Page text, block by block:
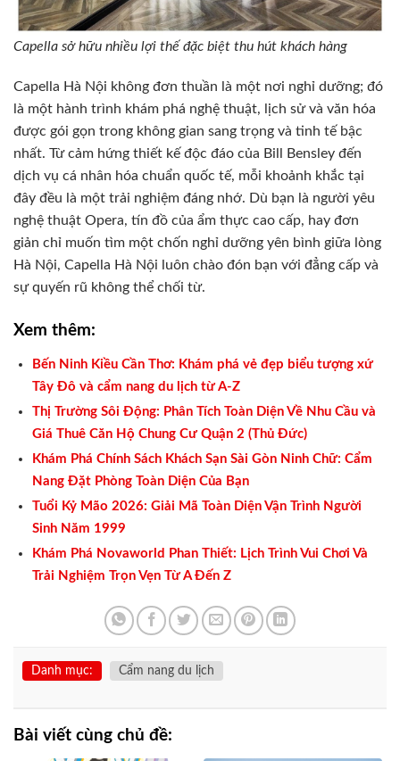
Capella sở hữu nhiều lợi thế đặc biệt thu hút khách hàng
Capella Hà Nội không đơn thuần là một nơi nghỉ dưỡng; đó
là một hành trình khám phá nghệ thuật, lịch sử và văn hóa
được gói gọn trong không gian sang trọng và tinh tế bậc
nhất. Từ cảm hứng thiết kế độc đáo của Bill Bensley đến
dịch vụ cá nhân hóa chuẩn quốc tế, mỗi khoảnh khắc tại
đây đều là một trải nghiệm đáng nhớ. Dù bạn là người yêu
nghệ thuật Opera, tín đồ của ẩm thực cao cấp, hay đơn
giản chỉ muốn tìm một chốn nghỉ dưỡng yên bình giữa lòng
Hà Nội, Capella Hà Nội luôn chào đón bạn với đẳng cấp và
sự quyến rũ không thể chối từ.
Xem thêm:
Bến Ninh Kiều Cần Thơ: Khám phá vẻ đẹp biểu tượng xứ
Tây Đô và cẩm nang du lịch từ A-Z
Thị Trường Sôi Động: Phân Tích Toàn Diện Về Nhu Cầu và
Giá Thuê Căn Hộ Chung Cư Quận 2 (Thủ Đức)
Khám Phá Chính Sách Khách Sạn Sài Gòn Ninh Chữ: Cẩm
Nang Đặt Phòng Toàn Diện Của Bạn
Tuổi Kỷ Mão 2026: Giải Mã Toàn Diện Vận Trình Người
Sinh Năm 1999
Khám Phá Novaworld Phan Thiết: Lịch Trình Vui Chơi Và
Trải Nghiệm Trọn Vẹn Từ A Đến Z
Danh mục: Cẩm nang du lịch
Bài viết cùng chủ đề: